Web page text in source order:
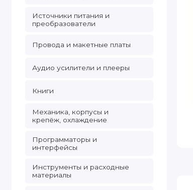
Источники питания и
преобразователи
Провода и макетные платы
Аудио усилители и плееры
Книги
Механика, корпусы и
крепёж, охлаждение
Программаторы и
интерфейсы
Инструменты и расходные
материалы